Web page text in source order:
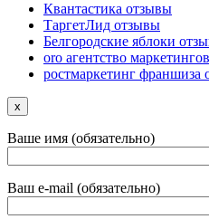
Квантастика отзывы
ТаргетЛид отзывы
Белгородские яблоки
oro агентство
ростмаркетинг франшиза
x
Ваше имя (обязательно)
Ваш e-mail (обязательно)